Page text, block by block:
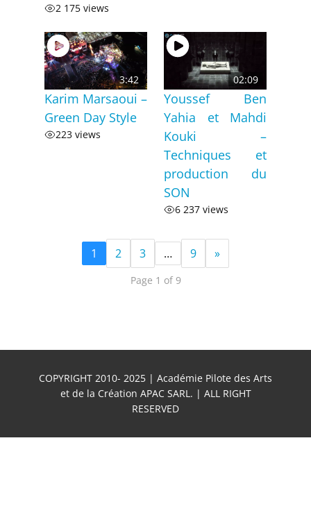
2 175 views
3:42
Karim Marsaoui –
Green Day Style
223 views
02:09
Youssef Ben
Yahia et Mahdi
Kouki –
Techniques et
production du
SON
6 237 views
1 2 3 … 9 »
Page 1 of 9
COPYRIGHT 2010- 2025 | Académie Pilote des Arts
et de la Création APAC SARL. | ALL RIGHT
RESERVED